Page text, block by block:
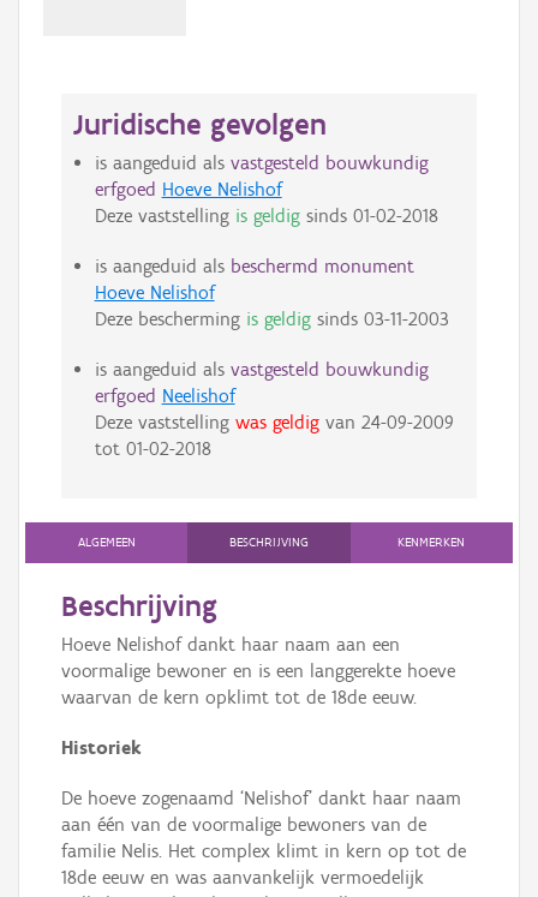
Juridische gevolgen
is aangeduid als vastgesteld bouwkundig
erfgoed Hoeve Nelishof
Deze vaststelling is geldigsinds 01-02-2018
is aangeduid als beschermd monument
Hoeve Nelishof
Deze bescherming is geldigsinds 03-11-2003
is aangeduid als vastgesteld bouwkundig
erfgoed Neelishof
Deze vaststelling was geldigvan 24-09-2009
tot 01-02-2018
ALGEMEEN BESCHRIJVING KENMERKEN
Beschrijving
Hoeve Nelishof dankt haar naam aan een
voormalige bewoner en is een langgerekte hoeve
waarvan de kern opklimt tot de 18de eeuw.
Historiek
De hoeve zogenaamd ‘Nelishof’ dankt haar naam
aan één van de voormalige bewoners van de
familie Nelis. Het complex klimt in kern op tot de
18de eeuw en was aanvankelijk vermoedelijk